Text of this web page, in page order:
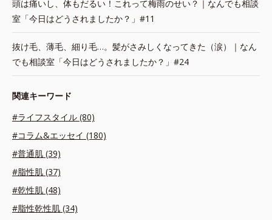
頭は痛いし、体もだるい！これって梅雨のせい？｜なんでも相談
室「今日はどうされましたか？」#11
抜け毛、薄毛、細り毛…。髪がさみしくなってきた（涙）｜なん
でも相談室「今日はどうされましたか？」#24
関連キーワード
#ライフスタイル (80)
#コラム&エッセイ (180)
#普通肌 (39)
#脂性肌 (37)
#乾性肌 (48)
#脂性乾性肌 (34)